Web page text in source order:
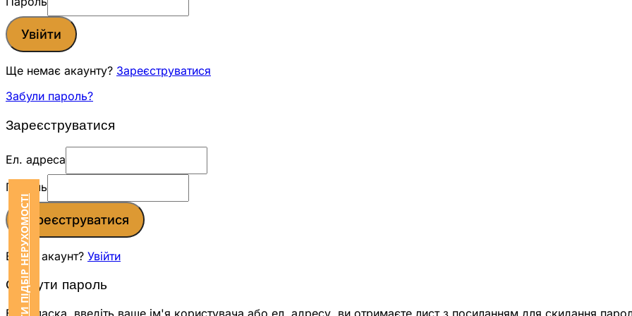
ЗАМОВИТИ ПІДБІР НЕРУХОМОСТІ
Увійти
Ще немає акаунту? Зареєструватися
Забули пароль?
Зареєструватися
Ел. адреса
Пароль
Зареєструватися
Вже є акаунт? Увійти
Скинути пароль
Будь ласка, введіть ваше ім'я користувача або ел. адресу, ви отримаєте лист з посиланням для скидання